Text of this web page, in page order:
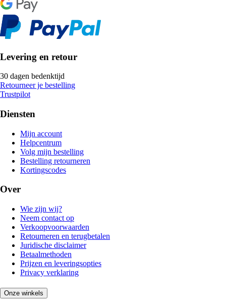
Levering en retour
30 dagen bedenktijd
Retourneer je bestelling
Trustpilot
Diensten
Mijn account
Helpcentrum
Volg mijn bestelling
Bestelling retourneren
Kortingscodes
Over
Wie zijn wij?
Neem contact op
Verkoopvoorwaarden
Retourneren en terugbetalen
Juridische disclaimer
Betaalmethoden
Prijzen en leveringsopties
Privacy verklaring
Onze winkels